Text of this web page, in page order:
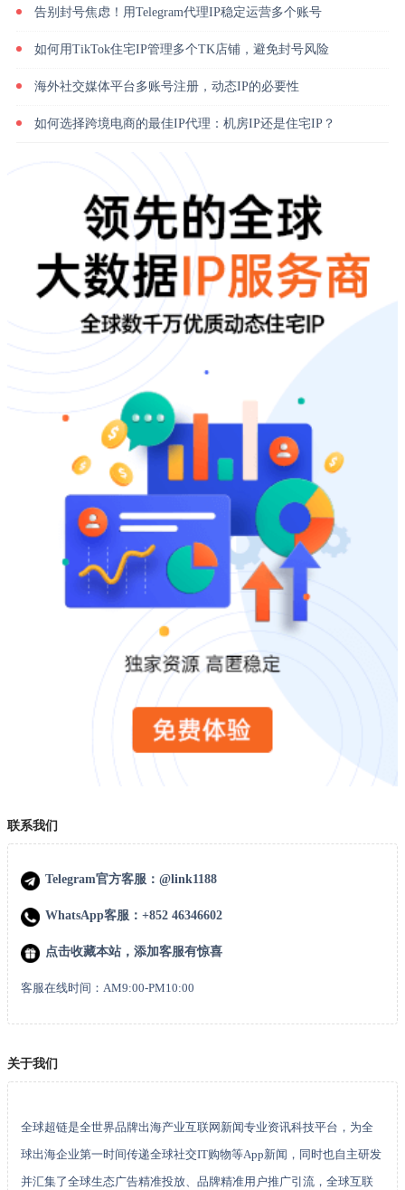
告别封号焦虑！用Telegram代理IP稳定运营多个账号
如何用TikTok住宅IP管理多个TK店铺，避免封号风险
海外社交媒体平台多账号注册，动态IP的必要性
如何选择跨境电商的最佳IP代理：机房IP还是住宅IP？
联系我们
Telegram官方客服：@link1188
WhatsApp客服：+852 46346602
点击收藏本站，添加客服有惊喜
客服在线时间：AM9:00-PM10:00
关于我们
全球超链是全世界品牌出海产业互联网新闻专业资讯科技平台，为全
球出海企业第一时间传递全球社交IT购物等App新闻，同时也自主研发
并汇集了全球生态广告精准投放、品牌精准用户推广引流，全球互联